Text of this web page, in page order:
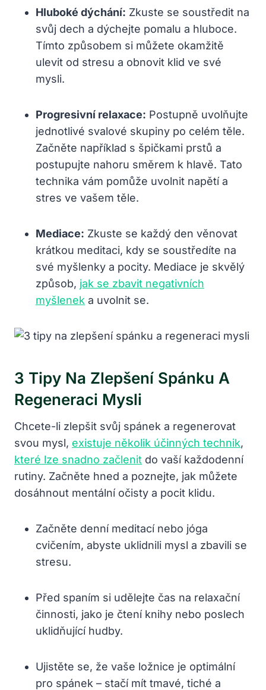
Hluboké dýchání: Zkuste se soustředit na
svůj dech a dýchejte pomalu a hluboce.
Tímto způsobem si můžete okamžitě
ulevit od stresu a obnovit klid ve své
mysli.
Progresivní relaxace: Postupně uvolňujte
jednotlivé svalové skupiny po celém těle.
Začněte například s špičkami prstů a
postupujte nahoru směrem k hlavě. Tato
technika vám pomůže uvolnit napětí a
stres ve vašem těle.
Mediace: Zkuste se každý den věnovat
krátkou meditaci, kdy se soustředíte na
své myšlenky a pocity. Mediace je skvělý
způsob, jak se zbavit negativních
myšlenek a uvolnit se.
3 Tipy Na Zlepšení Spánku A
Regeneraci Mysli
Chcete-li zlepšit svůj spánek a regenerovat
svou mysl, existuje několik účinných technik,
které lze snadno začlenit do vaší každodenní
rutiny. Začněte hned a poznejte, jak můžete
dosáhnout mentální očisty a pocit klidu.
Začněte denní meditací nebo jóga
cvičením, abyste uklidnili mysl a zbavili se
stresu.
Před spaním si udělejte čas na relaxační
činnosti, jako je čtení knihy nebo poslech
uklidňující hudby.
Ujistěte se, že vaše ložnice je optimální
pro spánek – stačí mít tmavé, tiché a